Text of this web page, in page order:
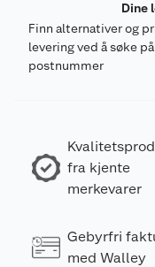
Dine
Finn alternativer og
levering ved å søke
postnummer
fra kjente
merkevarer
Gebyrfri
med Walley